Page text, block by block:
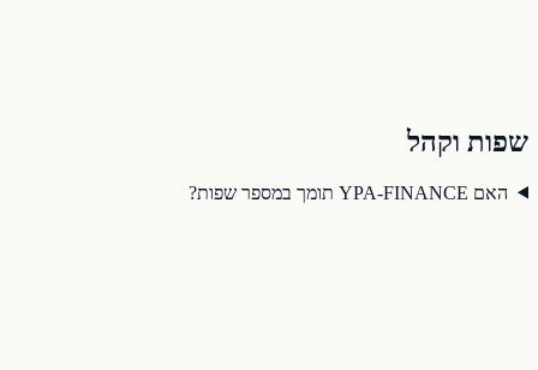
שפות וקהל
האם YPA-FINANCE תומך במספר שפות?